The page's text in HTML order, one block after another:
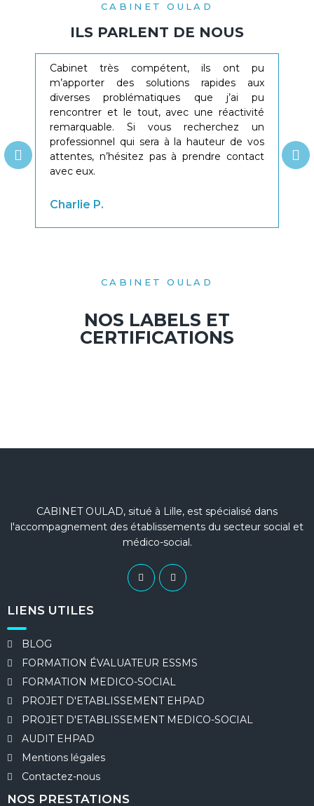
CABINET OULAD
ILS PARLENT DE NOUS
Cabinet très compétent, ils ont pu
m’apporter des solutions rapides aux
diverses problématiques que j’ai pu
rencontrer et le tout, avec une réactivité
remarquable. Si vous recherchez un
professionnel qui sera à la hauteur de vos
attentes, n’hésitez pas à prendre contact
avec eux.
Charlie P.
les
CABINET OULAD
NOS LABELS ET
CERTIFICATIONS
CABINET OULAD, situé à Lille, est spécialisé dans
l'accompagnement des établissements du secteur social et
médico-social.
LIENS UTILES
BLOG
FORMATION ÉVALUATEUR ESSMS
FORMATION MEDICO-SOCIAL
PROJET D'ETABLISSEMENT EHPAD
PROJET D'ETABLISSEMENT MEDICO-SOCIAL
AUDIT EHPAD
Mentions légales​
Contactez-nous
NOS PRESTATIONS